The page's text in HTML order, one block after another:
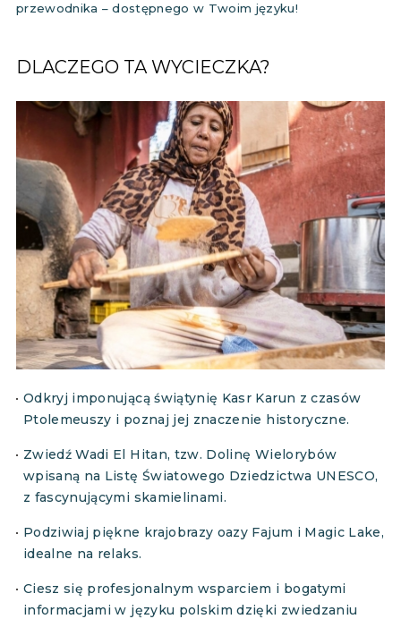
przewodnika – dostępnego w Twoim języku!
DLACZEGO TA WYCIECZKA?
Odkryj imponującą świątynię Kasr Karun z czasów
Ptolemeuszy i poznaj jej znaczenie historyczne.
Zwiedź Wadi El Hitan, tzw. Dolinę Wielorybów
wpisaną na Listę Światowego Dziedzictwa UNESCO,
z fascynującymi skamielinami.
Podziwiaj piękne krajobrazy oazy Fajum i Magic Lake,
idealne na relaks.
Ciesz się profesjonalnym wsparciem i bogatymi
informacjami w języku polskim dzięki zwiedzaniu